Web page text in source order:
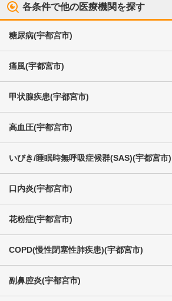
各条件で他の医療機関を探す
糖尿病(宇都宮市)
痛風(宇都宮市)
甲状腺疾患(宇都宮市)
高血圧(宇都宮市)
いびき/睡眠時無呼吸症候群(SAS)(宇都宮市)
口内炎(宇都宮市)
花粉症(宇都宮市)
COPD(慢性閉塞性肺疾患)(宇都宮市)
副鼻腔炎(宇都宮市)